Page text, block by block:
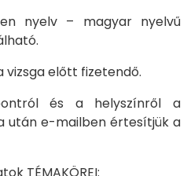
nyelv – magyar nyelvű
vizsga előtt fizetendő.
és a helyszínről a
után e-mailben értesítjük a